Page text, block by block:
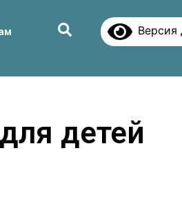
Версия
детей